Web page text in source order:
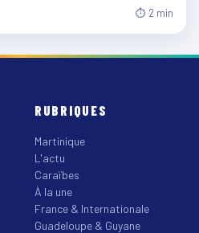
⏱ 2 min
RUBRIQUES
Martinique
L'actu
Caraïbes
À la une
France & Internationale
Guadeloupe & Guyane